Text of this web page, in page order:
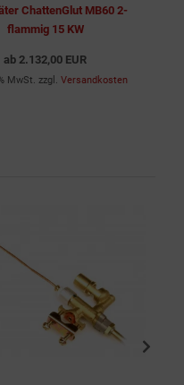
ChattenGlut MB60 2-
flammig 15 KW
ab 2.132,00 EUR
MwSt. zzgl. Versandkosten